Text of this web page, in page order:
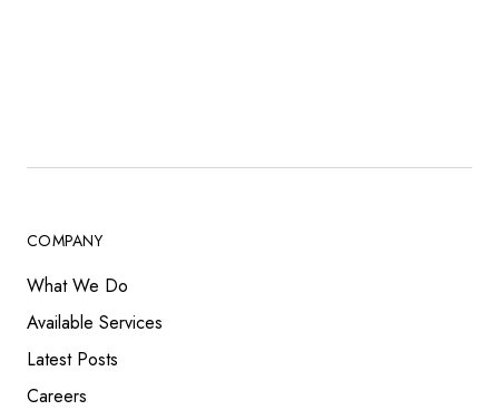
COMPANY
What We Do
Available Services
Latest Posts
Careers